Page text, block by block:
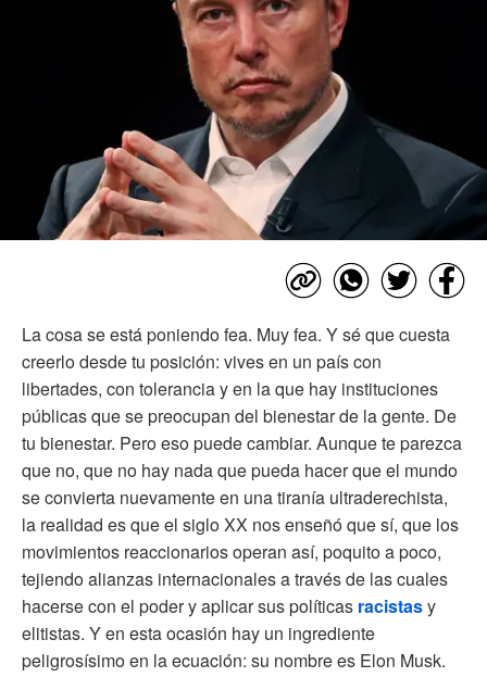
La cosa se está poniendo fea. Muy fea. Y sé que cuesta
creerlo desde tu posición: vives en un país con
libertades, con tolerancia y en la que hay instituciones
públicas que se preocupan del bienestar de la gente. De
tu bienestar. Pero eso puede cambiar. Aunque te parezca
que no, que no hay nada que pueda hacer que el mundo
se convierta nuevamente en una tiranía ultraderechista,
la realidad es que el siglo XX nos enseñó que sí, que los
movimientos reaccionarios operan así, poquito a poco,
tejiendo alianzas internacionales a través de las cuales
hacerse con el poder y aplicar sus políticas racistasy
elitistas. Y en esta ocasión hay un ingrediente
peligrosísimo en la ecuación: su nombre es Elon Musk.